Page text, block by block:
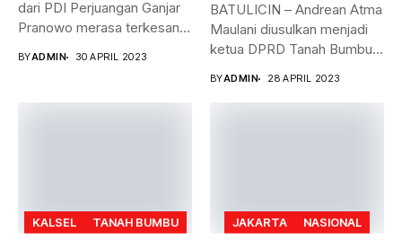
dari PDI Perjuangan Ganjar
Pranowo merasa terkesan
BYADMIN 30 APRIL 2023
BATULICIN – Andrean Atma
Maulani diusulkan menjadi
ketua DPRD Tanah Bumbu,
BYADMIN 28 APRIL 2023
KALSEL TANAH BUMBU JAKARTA NASIONAL